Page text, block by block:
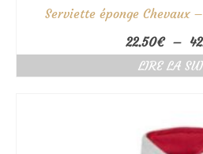
Serviette éponge Chevaux
22.50€ –
LIRE LA